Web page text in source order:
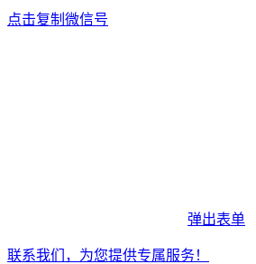
点击复制微信号
弹出表单
联系我们，为您提供专属服务！